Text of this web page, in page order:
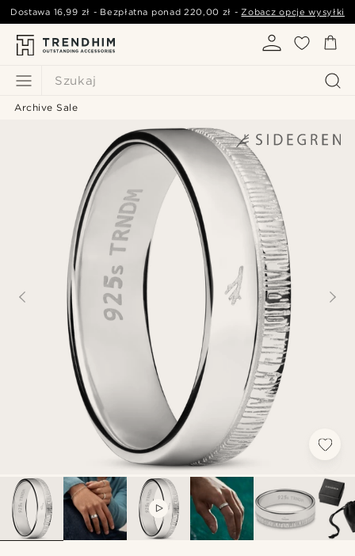
Szukaj
Dostawa 16,99 zł - Bezpłatna ponad220,00 zł -Zobacz opcje wysyłki
Archive Sale